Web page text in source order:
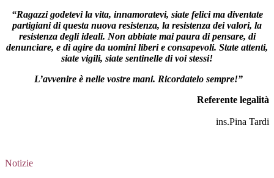
“Ragazzi godetevi la vita, innamoratevi, siate felici ma diventate
partigiani di questa nuova resistenza, la resistenza dei valori, la
resistenza degli ideali. Non abbiate mai paura di pensare, di
denunciare, e di agire da uomini liberi e consapevoli. State attenti,
siate vigili, siate sentinelle di voi stessi!
L’avvenire è nelle vostre mani. Ricordatelo sempre!”
Referente legalità
ins.Pina Tardi
Notizie